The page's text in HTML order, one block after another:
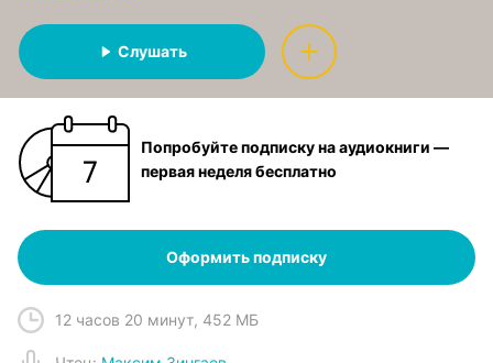
Слушать
Попробуйте подписку на аудиокниги —
первая неделя бесплатно
Оформить подписку
12 часов 20 минут, 452 МБ